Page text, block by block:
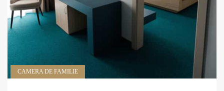
CAMERA DE FAMILIE